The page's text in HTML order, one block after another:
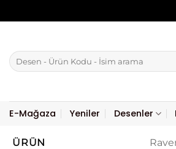
Ara:
E-Mağaza Yeniler Desenler
ÜRÜN